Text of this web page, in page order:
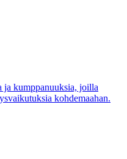
ja kumppanuuksia, joilla
kohdemaahan.